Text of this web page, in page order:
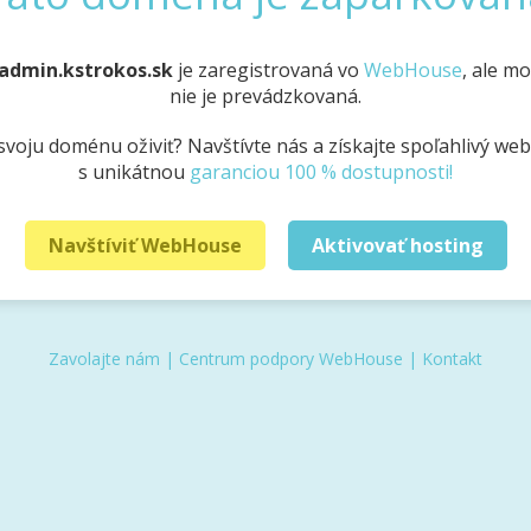
admin.kstrokos.skje zaregistrovaná vo WebHouse, ale
nie je prevádzkovaná.
doménu oživiť? Navštívte nás a získajte spoľahlivý
s unikátnou garanciou 100 % dostupnosti!
Navštíviť WebHouse Aktivovať hosting
Zavolajte nám | Centrum podpory WebHouse | Kontakt